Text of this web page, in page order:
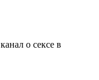
о сексе в